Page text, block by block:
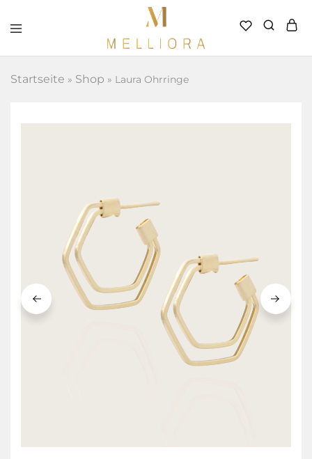
Melliora
Handverlesener
Schmuck
Startseite » Shop » Laura Ohrringe